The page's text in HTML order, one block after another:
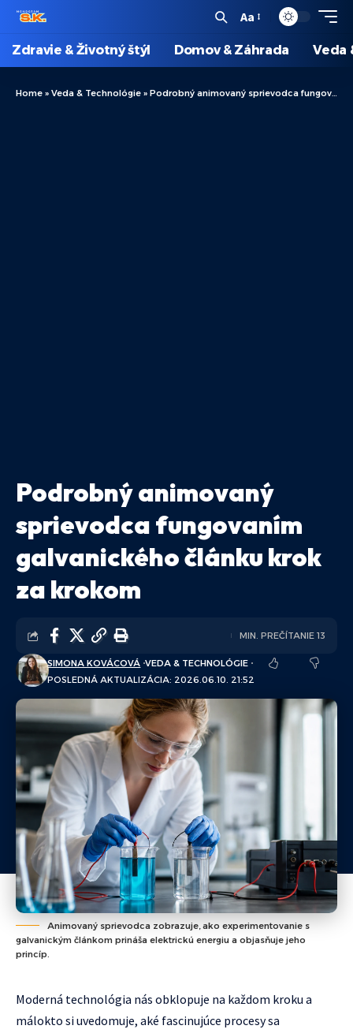
Aa
Zdravie & Životný štýl Domov & Záhrada Veda
Home » Veda & Technológie » Podrobný animovaný sprievodca fungovaním galvanického článku krok za krokom
Podrobný animovaný
sprievodca fungovaním
galvanického článku krok
za krokom
POSLEDNÁ AKTUALIZÁCIA: 2026.06.10. 21:52
SIMONA KOVÁCOVÁ VEDA & TECHNOLÓGIE
MIN. PREČÍTANIE 13
Animovaný sprievodca zobrazuje, ako experimentovanie s
galvanickým článkom prináša elektrickú energiu a objasňuje jeho
princíp.
Moderná technológia nás obklopuje na každom kroku a
málokto si uvedomuje, aké fascinujúce procesy sa